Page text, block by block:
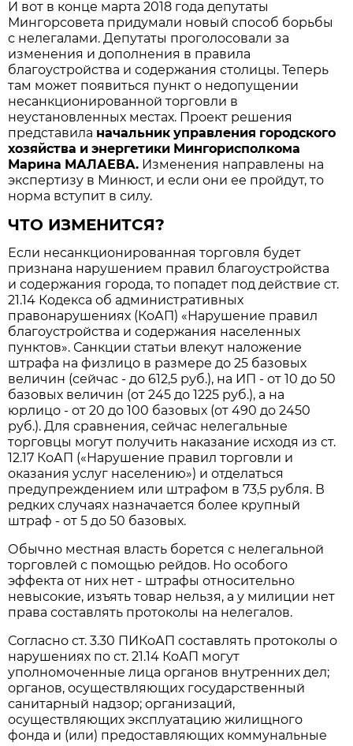
И вот в конце марта 2018 года депутаты
Мингорсовета придумали новый способ борьбы
с нелегалами. Депутаты проголосовали за
изменения и дополнения в правила
благоустройства и содержания столицы. Теперь
там может появиться пункт о недопущении
несанкционированной торговли в
неустановленных местах. Проект решения
представила начальник управления городского
хозяйства и энергетики Мингорисполкома
Марина МАЛАЕВА. Изменения направлены на
экспертизу в Минюст, и если они ее пройдут, то
норма вступит в силу.
ЧТО ИЗМЕНИТСЯ?
Если несанкционированная торговля будет
признана нарушением правил благоустройства
и содержания города, то попадет под действие ст.
21.14 Кодекса об административных
правонарушениях (КоАП) «Нарушение правил
благоустройства и содержания населенных
пунктов». Санкции статьи влекут наложение
штрафа на физлицо в размере до 25 базовых
величин (сейчас - до 612,5 руб.), на ИП - от 10 до 50
базовых величин (от 245 до 1225 руб.), а на
юрлицо - от 20 до 100 базовых (от 490 до 2450
руб.). Для сравнения, сейчас нелегальные
торговцы могут получить наказание исходя из ст.
12.17 КоАП («Нарушение правил торговли и
оказания услуг населению») и отделаться
предупреждением или штрафом в 73,5 рубля. В
редких случаях назначается более крупный
штраф - от 5 до 50 базовых.
Обычно местная власть борется с нелегальной
торговлей с помощью рейдов. Но особого
эффекта от них нет - штрафы относительно
невысокие, изъять товар нельзя, а у милиции нет
права составлять протоколы на нелегалов.
Согласно ст. 3.30 ПИКоАП составлять протоколы о
нарушениях по ст. 21.14 КоАП могут
уполномоченные лица органов внутренних дел;
органов, осуществляющих государственный
санитарный надзор; организаций,
осуществляющих эксплуатацию жилищного
фонда и (или) предоставляющих коммунальные